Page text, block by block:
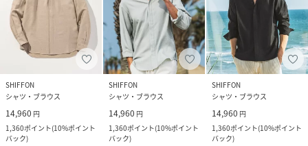
SHIFFON
シャツ・ブラウス
14,960 円
1,360ポイント(10%ポイント
バック)
SHIFFON
シャツ・ブラウス
14,960 円
1,360ポイント(10%ポイント
バック)
SHIFFON
シャツ・ブラウス
14,960 円
1,360ポイント(10%ポイント
バック)